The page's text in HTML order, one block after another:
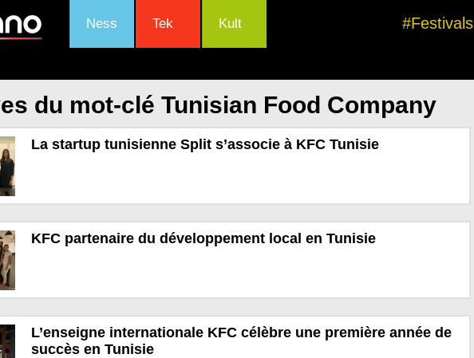
Ness Tek Kult #Festivals
du mot-clé Tunisian Food Company
La startup tunisienne Split s’associe à KFC Tunisie
KFC partenaire du développement local en Tunisie
L’enseigne internationale KFC célèbre une première année de
succès en Tunisie